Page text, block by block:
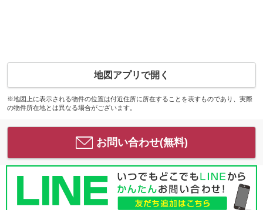
地図アプリで開く
※地図上に表示される物件の位置は付近住所に所在することを表すものであり、実際
の物件所在地とは異なる場合がございます。
お問い合わせ(無料)